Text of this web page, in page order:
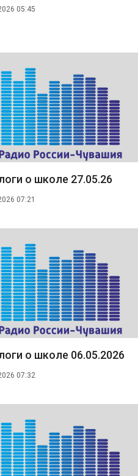
05:45
о школе 27.05.26
07:21
о школе 06.05.2026
07:32